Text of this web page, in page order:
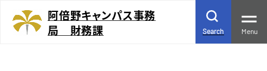
阿倍野キャンパス事務
局 財務課
Search Menu